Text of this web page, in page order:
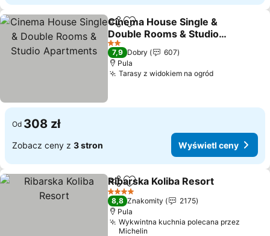
Udostępnij
Dodaj do ulubionych
Cinema House Single &
Double Rooms & Studio
Apartments
2 Kategoria
7,9 Dobry
607
Pula
Tarasy z widokiem na ogród
Od 308 zł
Zobacz ceny z 3 stron Wyświetl ceny
Udostępnij
Dodaj do ulubionych
Ribarska Koliba Resort
4 Kategoria
8,8 Znakomity
2175
Pula
Wykwintna kuchnia polecana przez
Michelin